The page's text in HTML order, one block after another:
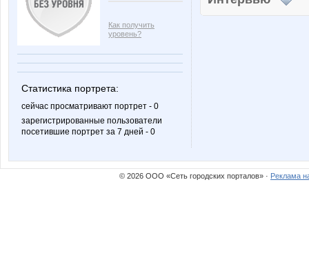
Как получить
уровень?
Статистика портрета:
сейчас просматривают портрет - 0
зарегистрированные пользователи
посетившие портрет за 7 дней - 0
© 2026 ООО «Сеть городских порталов» · Реклама